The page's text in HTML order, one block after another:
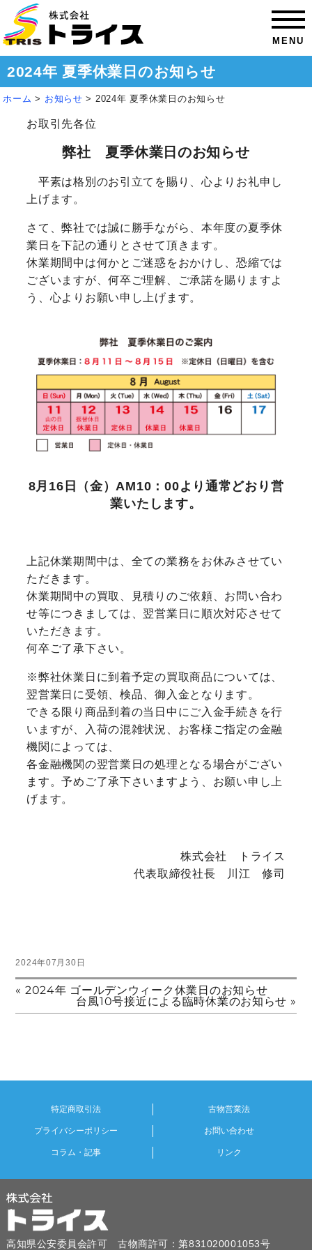
MENU
2024年 夏季休業日のお知らせ
ホーム > お知らせ > 2024年 夏季休業日のお知らせ
お取引先各位
弊社 夏季休業日のお知らせ
平素は格別のお引立てを賜り、心よりお礼申し
上げます。
さて、弊社では誠に勝手ながら、本年度の夏季休
業日を下記の通りとさせて頂きます。
休業期間中は何かとご迷惑をおかけし、恐縮では
ございますが、何卒ご理解、ご承諾を賜りますよ
う、心よりお願い申し上げます。
8月16日（金）AM10：00より通常どおり営
業いたします。
上記休業期間中は、全ての業務をお休みさせてい
ただきます。
休業期間中の買取、見積りのご依頼、お問い合わ
せ等につきましては、翌営業日に順次対応させて
いただきます。
何卒ご了承下さい。
※弊社休業日に到着予定の買取商品については、
翌営業日に受領、検品、御入金となります。
できる限り商品到着の当日中にご入金手続きを行
いますが、入荷の混雑状況、お客様ご指定の金融
機関によっては、
各金融機関の翌営業日の処理となる場合がござい
ます。予めご了承下さいますよう、お願い申し上
げます。
株式会社 トライス
代表取締役社長 川江 修司
2024年07月30日
« 2024年 ゴールデンウィーク休業日のお知らせ
台風10号接近による臨時休業のお知らせ »
特定商取引法 古物営業法
プライバシーポリシー お問い合わせ
コラム・記事 リンク
高知県公安委員会許可 古物商許可：第831020001053号